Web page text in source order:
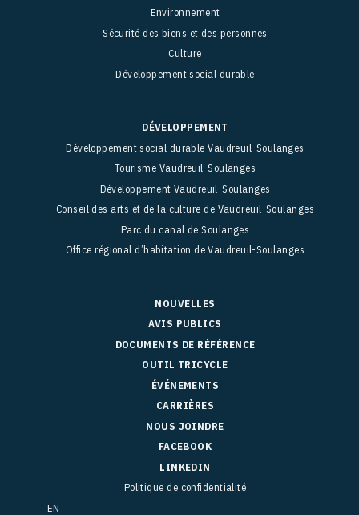
Environnement
Sécurité des biens et des personnes
Culture
Développement social durable
DÉVELOPPEMENT
Développement social durable Vaudreuil-Soulanges
Tourisme Vaudreuil-Soulanges
Développement Vaudreuil-Soulanges
Conseil des arts et de la culture de Vaudreuil-Soulanges
Parc du canal de Soulanges
Office régional d’habitation de Vaudreuil-Soulanges
NOUVELLES
AVIS PUBLICS
DOCUMENTS DE RÉFÉRENCE
OUTIL TRICYCLE
ÉVÉNEMENTS
CARRIÈRES
NOUS JOINDRE
FACEBOOK
LINKEDIN
Politique de confidentialité
EN